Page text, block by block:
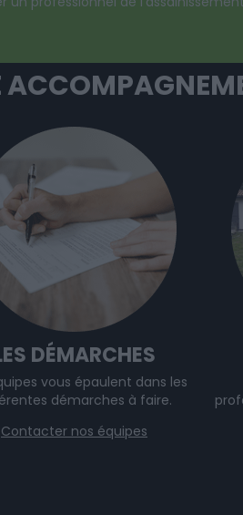
DÉMARCHES
vous épaulent dans les
démarches à faire.
Contacter nos équipes